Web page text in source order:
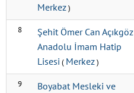
Merkez)
8
Şehit Ömer Can Açıkgöz
Anadolu İmam Hatip
Lisesi ( Merkez)
9
Boyabat Mesleki ve